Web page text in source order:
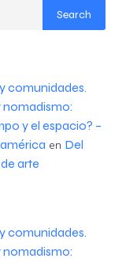
Search
comunidades.
nomadismo:
y el espacio? –
en Del
arte
comunidades.
nomadismo: